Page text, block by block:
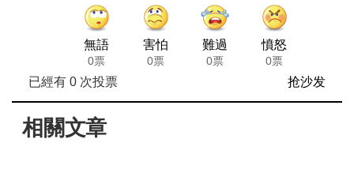
無語
0票
害怕
0票
難過
0票
憤怒
0票
已經有 0次投票 抢沙发
相關文章